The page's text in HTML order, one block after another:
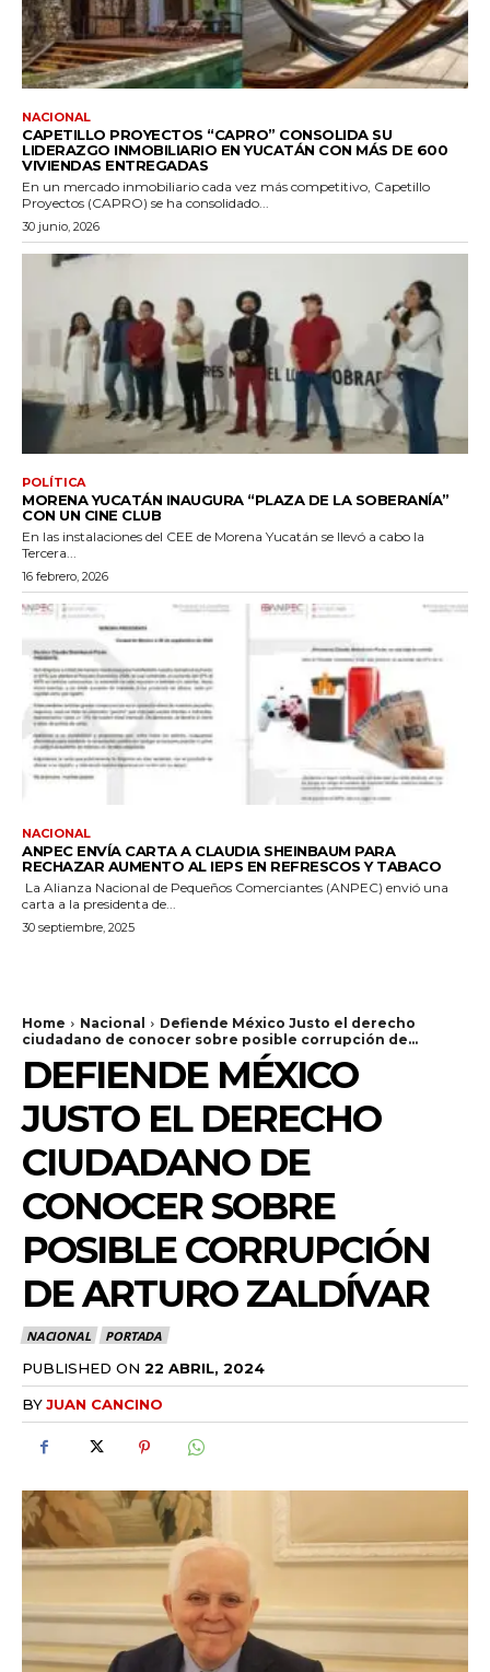
NACIONAL
CAPETILLO PROYECTOS “CAPRO” CONSOLIDA SU
LIDERAZGO INMOBILIARIO EN YUCATÁN CON MÁS DE 600
VIVIENDAS ENTREGADAS
En un mercado inmobiliario cada vez más competitivo, Capetillo
Proyectos (CAPRO) se ha consolidado...
30 junio, 2026
POLÍTICA
MORENA YUCATÁN INAUGURA “PLAZA DE LA SOBERANÍA”
CON UN CINE CLUB
En las instalaciones del CEE de Morena Yucatán se llevó a cabo la
Tercera...
16 febrero, 2026
NACIONAL
ANPEC ENVÍA CARTA A CLAUDIA SHEINBAUM PARA
RECHAZAR AUMENTO AL IEPS EN REFRESCOS Y TABACO
La Alianza Nacional de Pequeños Comerciantes (ANPEC) envió una
carta a la presidenta de...
30 septiembre, 2025